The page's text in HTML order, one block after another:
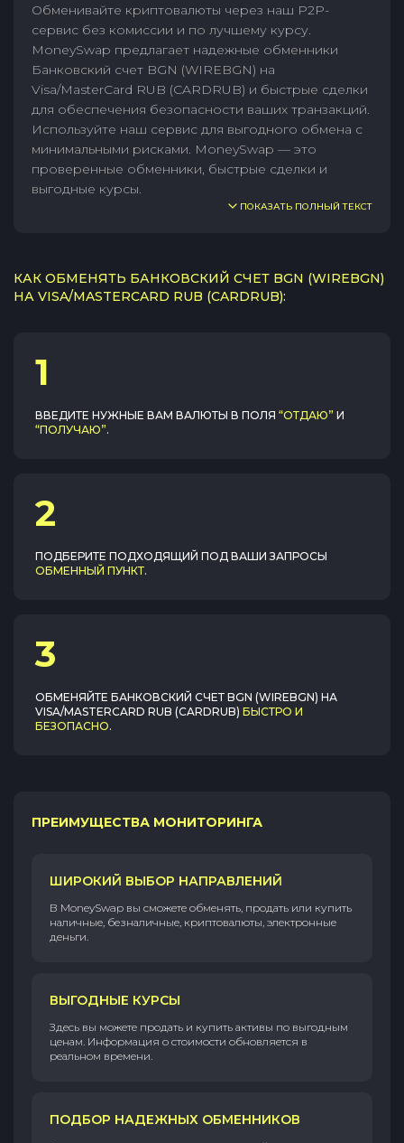
Обменивайте криптовалюты через наш P2P-
сервис без комиссии и по лучшему курсу.
MoneySwap предлагает надежные обменники
Банковский счет BGN (WIREBGN) на
Visa/MasterCard RUB (CARDRUB) и быстрые сделки
для обеспечения безопасности ваших транзакций.
Используйте наш сервис для выгодного обмена с
минимальными рисками. MoneySwap — это
проверенные обменники, быстрые сделки и
выгодные курсы.
ПОКАЗАТЬ ПОЛНЫЙ ТЕКСТ
КАК ОБМЕНЯТЬ БАНКОВСКИЙ СЧЕТ BGN (WIREBGN)
НА VISA/MASTERCARD RUB (CARDRUB):
1
ВВЕДИТЕ НУЖНЫЕ ВАМ ВАЛЮТЫ В ПОЛЯ “ОТДАЮ” И
“ПОЛУЧАЮ”.
2
ПОДБЕРИТЕ ПОДХОДЯЩИЙ ПОД ВАШИ ЗАПРОСЫ
ОБМЕННЫЙ ПУНКТ.
3
ОБМЕНЯЙТЕ БАНКОВСКИЙ СЧЕТ BGN (WIREBGN) НА
VISA/MASTERCARD RUB (CARDRUB) БЫСТРО И
БЕЗОПАСНО.
ПРЕИМУЩЕСТВА МОНИТОРИНГА
ШИРОКИЙ ВЫБОР НАПРАВЛЕНИЙ
В MoneySwap вы сможете обменять, продать или купить
наличные, безналичные, криптовалюты, электронные
деньги.
ВЫГОДНЫЕ КУРСЫ
Здесь вы можете продать и купить активы по выгодным
ценам. Информация о стоимости обновляется в
реальном времени.
ПОДБОР НАДЕЖНЫХ ОБМЕННИКОВ